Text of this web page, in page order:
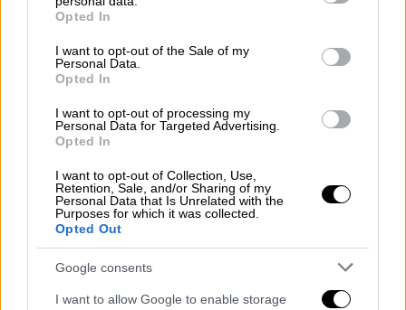
grant or deny consent to Google and its third-party tags to
use your data for below specified purposes in below Google
consent section.
Opted In
I want to opt-out of the Sale of my
Personal Data.
Opted In
I want to opt-out of processing my
Personal Data for Targeted Advertising.
Opted In
I want to opt-out of Collection, Use,
Retention, Sale, and/or Sharing of my
Personal Data that Is Unrelated with the
Purposes for which it was collected.
Opted Out
Google consents
I want to allow Google to enable storage
υποπαραλλαγής κι επίσης το εμβόλιο
παρέχει σημαντική ανοσία έναντι σοβαρής
νόσου κι έναντι αυτής της υποπαραλλαγής»
Επιδημιολογίας ΕΚΠΑ Δημήτρης
Παρασκευής
video